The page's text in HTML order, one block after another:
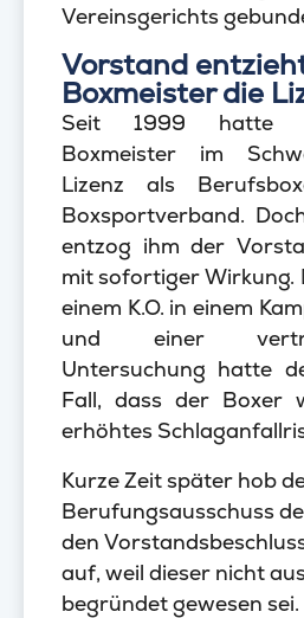
Vereinsgerichts
Vorstand
Boxmeister die
Seit 1999 hatte
Boxmeister im
Lizenz als
Boxsportverband.
entzog ihm der
mit sofortiger Wirkung.
einem K.O. in einem
und einer
Untersuchung hatte
Fall, dass der Boxer
erhöhtes
Kurze Zeit später hob
Berufungsausschuss
den
auf, weil dieser nicht
begründet gewesen